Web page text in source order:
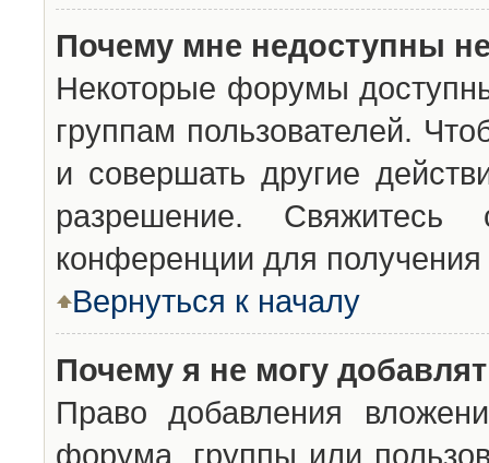
Почему мне недоступны
Некоторые форумы
группам пользователей.
и совершать другие
разрешение. Свяжитесь
конференции для получения
Вернуться к началу
Почему я не могу
Право добавления
форума, группы или